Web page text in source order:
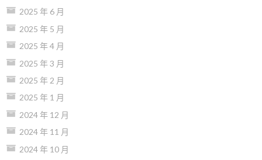
2025 年 6 月
2025 年 5 月
2025 年 4 月
2025 年 3 月
2025 年 2 月
2025 年 1 月
2024 年 12 月
2024 年 11 月
2024 年 10 月